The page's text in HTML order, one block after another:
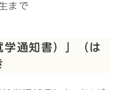
まで
学通知書）」（は